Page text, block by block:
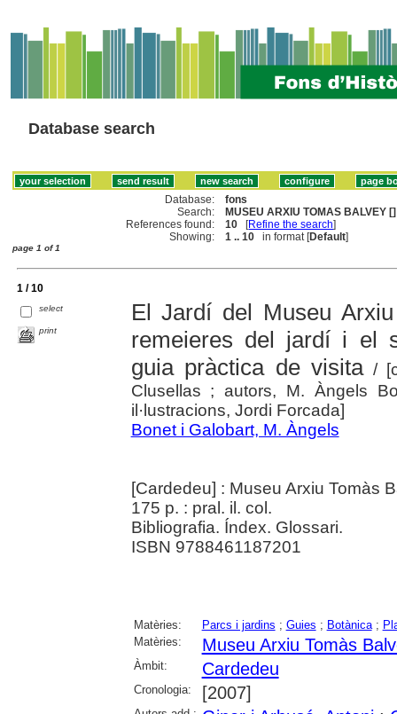
Database search
Database:
fons
Search:
MUSEU ARXIU TOMAS BALVEY []
References found:
10 [Refine the search]
Showing:
1 .. 10 in format [Default]
page 1 of 1
1 / 10
select
print
El Jardí del Museu
remeieres del jardí i el
guia pràctica de visita/
Clusellas ; autors, M. Àngels
il·lustracions, Jordi Forcada]
Bonet i Galobart, M. Àngels
[Cardedeu] : Museu Arxiu Tomàs
175 p. : pral. il. col.
Bibliografia. Índex. Glossari.
ISBN 9788461187201
Matèries: Parcs i jardins ; Guies ; Botànica;
Matèries:
Museu Arxiu Tomàs
Àmbit: Cardedeu
Cronologia: [2007]